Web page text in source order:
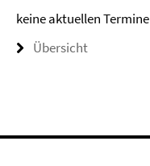
keine aktuellen Termine
Übersicht